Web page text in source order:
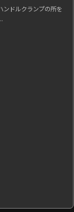
ンドルクランプの所を